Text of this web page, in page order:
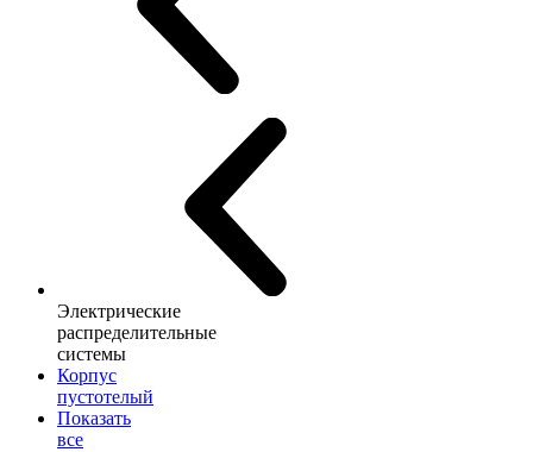
Электрические
распределительные
системы
Корпус
пустотелый
Показать
все